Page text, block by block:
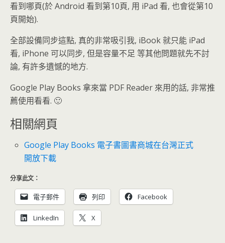
看到哪頁(於 Android 看到第10頁, 用 iPad 看, 也會從第10
頁開始).
全部設備同步這點, 真的非常吸引我, iBook 就只能 iPad
看, iPhone 可以同步, 但是容量不足 等其他問題就先不討
論, 有許多遺憾的地方.
Google Play Books 拿來當 PDF Reader 來用的話, 非常推
薦使用看看. 🙂
相關網頁
Google Play Books 電子書圖書商城在台灣正式
開放下載
分享此文：
電子郵件 列印 Facebook
LinkedIn X